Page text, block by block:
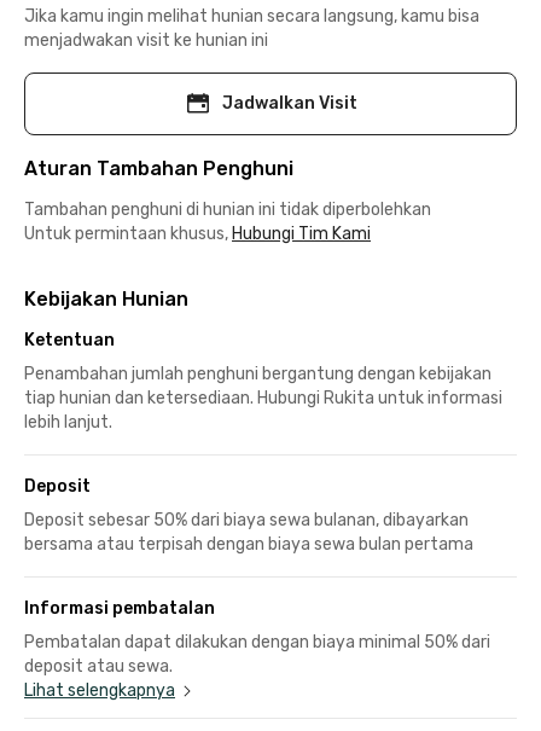
Jika kamu ingin melihat hunian secara langsung, kamu bisa
menjadwakan visit ke hunian ini
Jadwalkan Visit
Aturan Tambahan Penghuni
Tambahan penghuni di hunian ini tidak diperbolehkan
Untuk permintaan khusus, Hubungi Tim Kami
Kebijakan Hunian
Ketentuan
Penambahan jumlah penghuni bergantung dengan kebijakan
tiap hunian dan ketersediaan. Hubungi Rukita untuk informasi
lebih lanjut.
Deposit
Deposit sebesar 50% dari biaya sewa bulanan, dibayarkan
bersama atau terpisah dengan biaya sewa bulan pertama
Informasi pembatalan
Pembatalan dapat dilakukan dengan biaya minimal 50% dari
deposit atau sewa.
Lihat selengkapnya